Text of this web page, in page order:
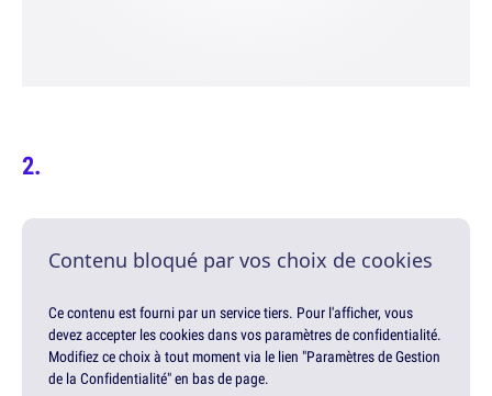
Contenu bloqué par vos choix de cookies
Ce contenu est fourni par un service tiers. Pour l'afficher, vous
devez accepter les cookies dans vos paramètres de confidentialité.
Modifiez ce choix à tout moment via le lien "Paramètres de Gestion
de la Confidentialité" en bas de page.